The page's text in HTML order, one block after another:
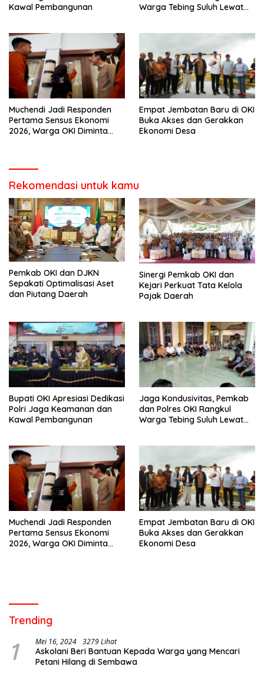
Kawal Pembangunan
Warga Tebing Suluh Lewat
Muchendi Jadi Responden
Pertama Sensus Ekonomi
2026, Warga OKI Diminta
Empat Jembatan Baru di OKI
Buka Akses dan Gerakkan
Ekonomi Desa
Rekomendasi untuk kamu
Pemkab OKI dan DJKN
Sepakati Optimalisasi Aset
dan Piutang Daerah
Sinergi Pemkab OKI dan
Kejari Perkuat Tata Kelola
Pajak Daerah
Bupati OKI Apresiasi Dedikasi
Polri Jaga Keamanan dan
Kawal Pembangunan
Jaga Kondusivitas, Pemkab
dan Polres OKI Rangkul
Warga Tebing Suluh Lewat
Muchendi Jadi Responden
Pertama Sensus Ekonomi
2026, Warga OKI Diminta
Empat Jembatan Baru di OKI
Buka Akses dan Gerakkan
Ekonomi Desa
Trending
1 Mei 16, 2024 3279 Lihat
Askolani Beri Bantuan Kepada Warga yang Mencari
Petani Hilang di Sembawa